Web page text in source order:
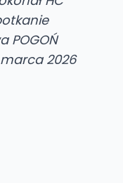
POGOŃ
2026